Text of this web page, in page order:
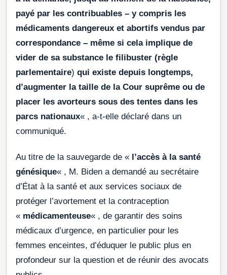
payé par les contribuables – y compris les
médicaments dangereux et abortifs vendus par
correspondance – même si cela implique de
vider de sa substance le filibuster (règle
parlementaire) qui existe depuis longtemps,
d’augmenter la taille de la Cour suprême ou de
placer les avorteurs sous des tentes dans les
parcs nationaux« , a-t-elle déclaré dans un
communiqué.
Au titre de la sauvegarde de « l’accès à la santé
génésique« , M. Biden a demandé au secrétaire
d’État à la santé et aux services sociaux de
protéger l’avortement et la contraception
« médicamenteuse« , de garantir des soins
médicaux d’urgence, en particulier pour les
femmes enceintes, d’éduquer le public plus en
profondeur sur la question et de réunir des avocats